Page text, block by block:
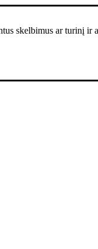
skelbimus ar turinį